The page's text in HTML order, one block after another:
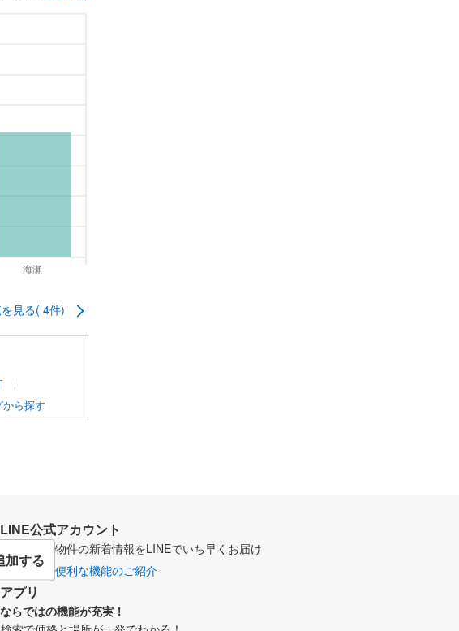
見る( 4件)
ら探す
公式アカウント
加する
物件の新着情報をLINEでいち早くお届け
便利な機能のご紹介
プリ
らではの機能が充実！